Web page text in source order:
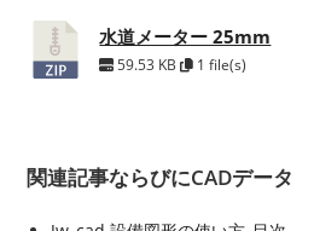
水道メーター 25mm
59.53 KB 1 file(s)
関連記事ならびにCADデータ